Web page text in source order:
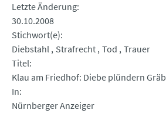
Letzte Änderung
30.10.2008
Stichwort(e)
Diebstahl Strafrecht Tod Trauer
Titel
Klau am Friedhof: Diebe plündern
In
Nürnberger Anzeiger